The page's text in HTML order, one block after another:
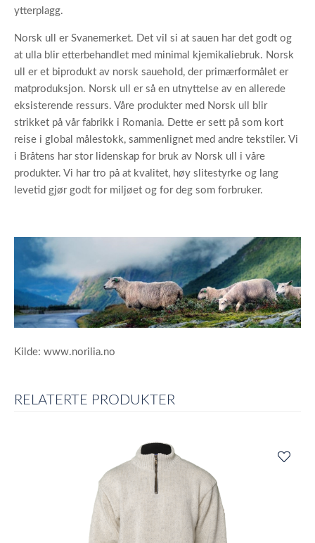
ytterplagg.
Norsk ull er Svanemerket. Det vil si at sauen har det godt og
at ulla blir etterbehandlet med minimal kjemikaliebruk. Norsk
ull er et biprodukt av norsk sauehold, der primærformålet er
matproduksjon. Norsk ull er så en utnyttelse av en allerede
eksisterende ressurs. Våre produkter med Norsk ull blir
strikket på vår fabrikk i Romania. Dette er sett på som kort
reise i global målestokk, sammenlignet med andre tekstiler. Vi
i Bråtens har stor lidenskap for bruk av Norsk ull i våre
produkter. Vi har tro på at kvalitet, høy slitestyrke og lang
levetid gjør godt for miljøet og for deg som forbruker.
Kilde: www.norilia.no
RELATERTE PRODUKTER